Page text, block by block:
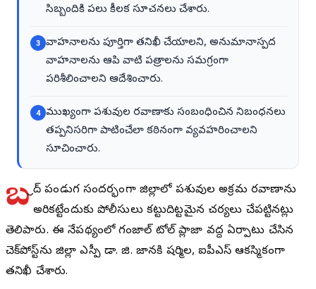
సిబ్బందికి పలు కీలక సూచనలు చేశారు.
3
వాహనాలను పూర్తిగా తనిఖీ చేయాలని, అనుమానాస్పద
వాహనాలను ఆపి వాటి పత్రాలను సమగ్రంగా
పరిశీలించాలని ఆదేశించారు.
4
ముఖ్యంగా పశువుల రవాణాకు సంబంధించిన నిబంధనలు
తప్పనిసరిగా పాటించేలా కఠినంగా వ్యవహరించాలని
సూచించారు.
బ క్రీద్ పండుగ సందర్భంగా జిల్లాలో పశువుల అక్రమ రవాణాను
అరికట్టేందుకు పోలీసులు కట్టుదిట్టమైన చర్యలు చేపట్టినట్లు
తెలిపారు. ఈ నేపథ్యంలో గంజాల్ టోల్ ప్లాజా వద్ద ఏర్పాటు చేసిన
చెక్‌పోస్ట్‌ను జిల్లా ఎస్పీ డా. జి. జానకి షర్మిల, ఐపీఎస్ ఆకస్మికంగా
తనిఖీ చేశారు.